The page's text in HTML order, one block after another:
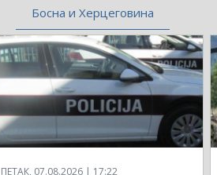
Босна и Херцеговина
ПЕТАК, 07.08.2026 | 17:22